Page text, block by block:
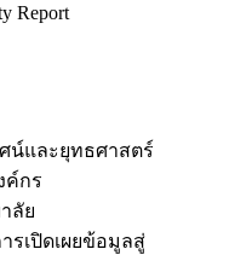
Report
น์และยุทธศาสตร์
ค์กร
ลัย
รเปิดเผยข้อมูลสู่